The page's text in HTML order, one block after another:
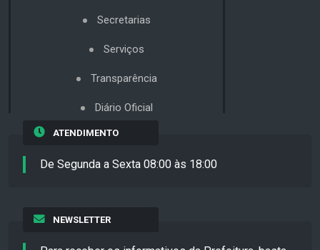
Secretarias
Serviços
Transparência
Diário Oficial
ATENDIMENTO
De Segunda a Sexta 08:00 às 18:00
NEWSLETTER